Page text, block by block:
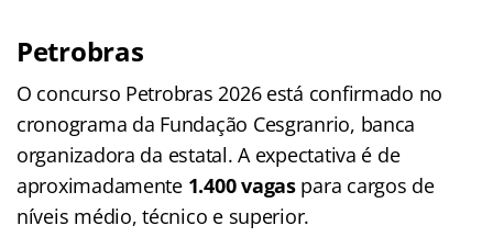
Petrobras
O concurso Petrobras 2026 está confirmado no
cronograma da Fundação Cesgranrio, banca
organizadora da estatal. A expectativa é de
aproximadamente1.400 vagaspara cargos de
níveis médio, técnico e superior.